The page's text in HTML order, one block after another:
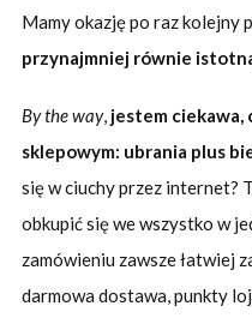
Mamy okazję po raz kolejny
przynajmniej równie
By the way, jestem ciekawa,
sklepowym: ubrania plus
się w ciuchy przez internet?
obkupić się we wszystko w
zamówieniu zawsze łatwiej
darmowa dostawa, punkty